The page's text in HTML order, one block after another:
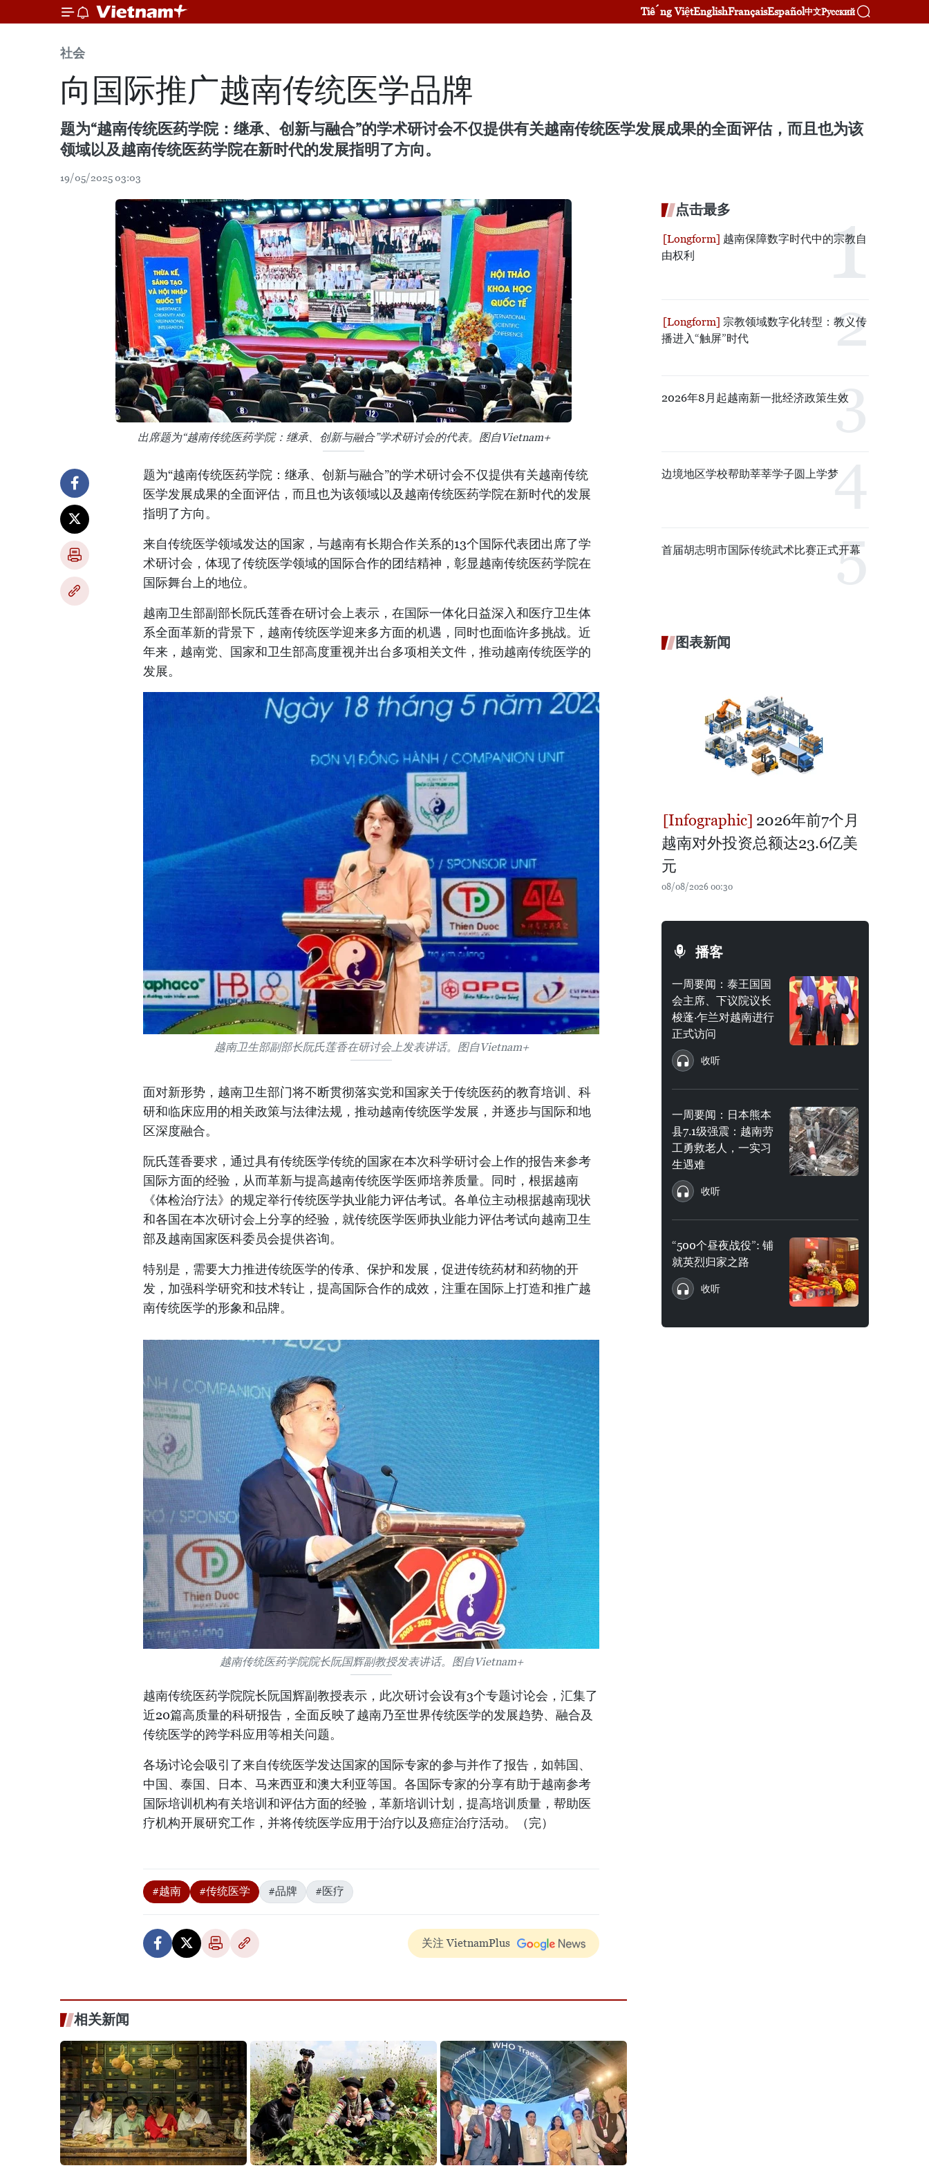
Tiếng ViệtEnglishFrançaisEspañol中文Русский
社会
向国际推广越南传统医学品牌
题为“越南传统医药学院：继承、创新与融合”的学术研讨会不仅提供有关越南传统医学发展成果的全面评估，而且也为该
领域以及越南传统医药学院在新时代的发展指明了方向。
19/05/2025 03:03
出席题为“越南传统医药学院：继承、创新与融合”学术研讨会的代表。图自Vietnam+
题为“越南传统医药学院：继承、创新与融合”的学术研讨会不仅提供有关越南传统
医学发展成果的全面评估，而且也为该领域以及越南传统医药学院在新时代的发展
指明了方向。
来自传统医学领域发达的国家，与越南有长期合作关系的13个国际代表团出席了学
术研讨会，体现了传统医学领域的国际合作的团结精神，彰显越南传统医药学院在
国际舞台上的地位。
越南卫生部副部长阮氏莲香在研讨会上表示，在国际一体化日益深入和医疗卫生体
系全面革新的背景下，越南传统医学迎来多方面的机遇，同时也面临许多挑战。近
年来，越南党、国家和卫生部高度重视并出台多项相关文件，推动越南传统医学的
发展。
越南卫生部副部长阮氏莲香在研讨会上发表讲话。图自Vietnam+
面对新形势，越南卫生部门将不断贯彻落实党和国家关于传统医药的教育培训、科
研和临床应用的相关政策与法律法规，推动越南传统医学发展，并逐步与国际和地
区深度融合。
阮氏莲香要求，通过具有传统医学传统的国家在本次科学研讨会上作的报告来参考
国际方面的经验，从而革新与提高越南传统医学医师培养质量。同时，根据越南
《体检治疗法》的规定举行传统医学执业能力评估考试。各单位主动根据越南现状
和各国在本次研讨会上分享的经验，就传统医学医师执业能力评估考试向越南卫生
部及越南国家医科委员会提供咨询。
特别是，需要大力推进传统医学的传承、保护和发展，促进传统药材和药物的开
发，加强科学研究和技术转让，提高国际合作的成效，注重在国际上打造和推广越
南传统医学的形象和品牌。
越南传统医药学院院长阮国辉副教授发表讲话。图自Vietnam+
越南传统医药学院院长阮国辉副教授表示，此次研讨会设有3个专题讨论会，汇集了
近20篇高质量的科研报告，全面反映了越南乃至世界传统医学的发展趋势、融合及
传统医学的跨学科应用等相关问题。
各场讨论会吸引了来自传统医学发达国家的国际专家的参与并作了报告，如韩国、
中国、泰国、日本、马来西亚和澳大利亚等国。各国际专家的分享有助于越南参考
国际培训机构有关培训和评估方面的经验，革新培训计划，提高培训质量，帮助医
疗机构开展研究工作，并将传统医学应用于治疗以及癌症治疗活动。（完）
#越南 #传统医学 #品牌 #医疗
关注 VietnamPlus
相关新闻
点击最多
越南保障数字时代中的宗教自
由权利
宗教领域数字化转型：教义传
播进入“触屏”时代
2026年8月起越南新一批经济政策生效
边境地区学校帮助莘莘学子圆上学梦
首届胡志明市国际传统武术比赛正式开幕
图表新闻
2026年前7个月
越南对外投资总额达23.6亿美
元
08/08/2026 00:30
播客
一周要闻：泰王国国
会主席、下议院议长
梭蓬·乍兰对越南进行
正式访问
收听
一周要闻：日本熊本
县7.1级强震：越南劳
工勇救老人，一实习
生遇难
收听
“500个昼夜战役”: 铺
就英烈归家之路
收听